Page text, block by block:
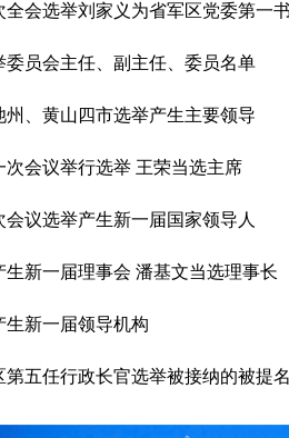
全会选举刘家义为省军区党委第一
委员会主任、副主任、委员名单
、黄山四市选举产生主要领导
次会议举行选举 王荣当选主席
议选举产生新一届国家领导人
新一届理事会 潘基文当选理事长
新一届领导机构
第五任行政长官选举被接纳的被提